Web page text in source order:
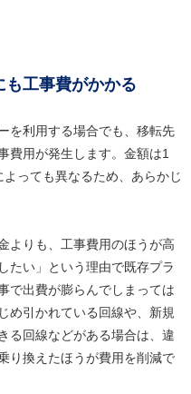
も工事費がかかる
を利用する場合でも、移転先
費用が発生します。金額は1
っても異なるため、あらかじ
よりも、工事費用のほうが高
たい」という理由で既存プラ
で出費が膨らんでしまっては
め引かれている回線や、新規
る回線などがある場合は、違
り換えたほうが費用を削減で